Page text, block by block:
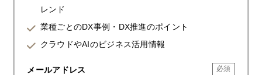
レンド
業種ごとのDX事例・DX推進のポイント
クラウドやAIのビジネス活用情報
メールアドレス